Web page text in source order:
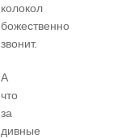
колокол
божественно
звонит.
А
что
за
дивные